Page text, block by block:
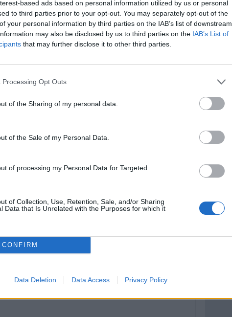
based ads based on personal information utilized by us or personal
to third parties prior to your opt-out. You may separately opt-out of the
your personal information by third parties on the IAB’s list of downstream
may also be disclosed by us to third parties on the IAB’s List of
that may further disclose it to other third parties.
Processing Opt Outs
of the Sharing of my personal data.
of the Sale of my Personal Data.
of processing my Personal Data for Targeted
of Collection, Use, Retention, Sale, and/or Sharing
Data that Is Unrelated with the Purposes for which it
CONFIRM
Data Deletion Data Access Privacy Policy
PAOLA63 quelle che fanno "Ciao" stanno dal nonno
in Svizzera; questa l'erba la mangia, non la fuma...
:🤣🤣🤣
ore 11:23·Ti stimo· Rispondi